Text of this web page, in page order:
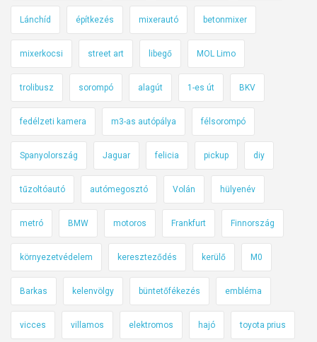
c
e
k
k
k
t
a
s
h
Lánchíd építkezés mixerautó betonmixer
mixerkocsi street art libegő MOL Limo
trolibusz sorompó alagút 1-es út BKV
fedélzeti kamera m3-as autópálya félsorompó
Spanyolország Jaguar felicia pickup diy
tűzoltóautó autómegosztó Volán hülyenév
metró BMW motoros Frankfurt Finnország
környezetvédelem kereszteződés kerülő M0
Barkas kelenvölgy büntetőfékezés embléma
vicces villamos elektromos hajó toyota prius